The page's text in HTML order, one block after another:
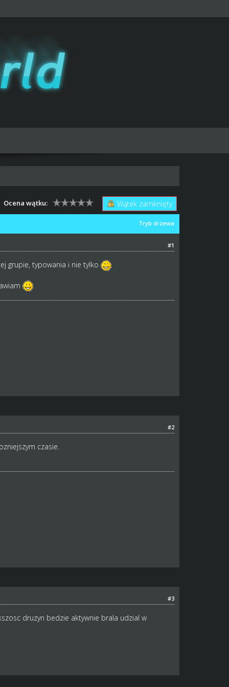
Wątek zamknięty
Ocena wątku:
Tryb drzewa
#1
grupie, typowania i nie tylko
#2
czasie.
#3
druzyn bedzie aktywnie brala udzial w